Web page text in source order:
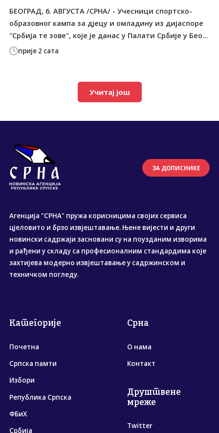
прије 2 сата
БЕОГРАД, 6. АВГУСТА /СРНА/ - Учесници спортско-
образовног кампа за дјецу и омладину из дијаспоре
"Србија те зове", које је данас у Палати Србије у Бео...
Учитај још
ЗА ДОПИСНИКЕ
Агенција "СРНА" пружа корисницима својих сервиса
цјеловито и брзо извјештавање. Њене вијести и други
новински садржаји засновани су на поузданим изворима
и рађени у складу са професионалним стандардима које
захтијева модерно извјештавање у садржинском и
техничком погледу.
Категорије
Почетна
Српска памти
Избори
Република Српска
ФБиХ
Србија
Срна
О нама
Контакт
Друштвене
мреже
Twitter